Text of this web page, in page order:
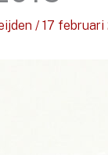
/ 17 februari